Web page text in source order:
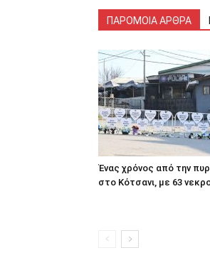
ΠΑΡΟΜΟΙΑ ΑΡΘΡΑ
Ένας χρόνος από την
στο Κότσανι, με 63